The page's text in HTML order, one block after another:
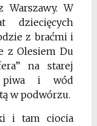
W
dziecięcych
z braćmi i
z Olesiem Du
na starej
piwa i wód
w podwórzu.
i tam ciocia